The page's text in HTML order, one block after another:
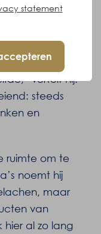
statement
met een
stap door
hij bijna
is ontzettend
vertelt hij.
steeds
en
ruimte om te
noemt hij
maar
van
hier al zo lang